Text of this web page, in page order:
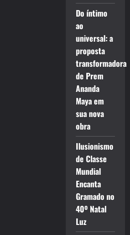
Do íntimo
ao
universal: a
proposta
transformadora
de Prem
Ananda
Maya em
sua nova
obra
Ilusionismo
de Classe
Mundial
Encanta
Gramado no
40º Natal
Luz